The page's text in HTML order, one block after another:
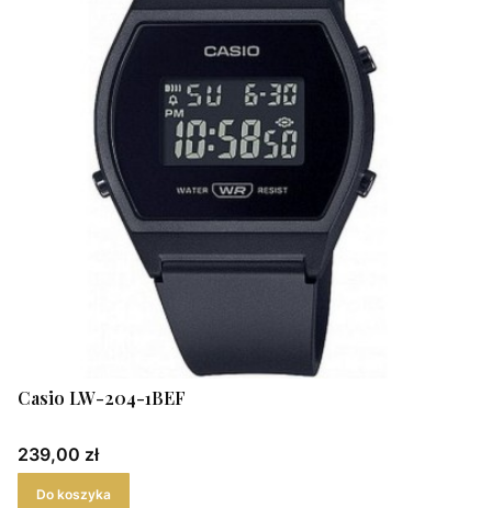
Casio LW-204-1BEF
Cena
239,00 zł
Do koszyka